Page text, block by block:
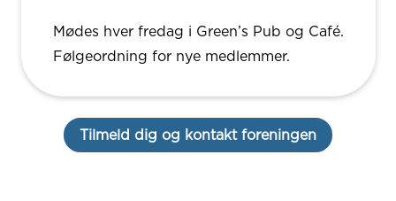
Mødes hver fredag i Green’s Pub og Café.
Følgeordning for nye medlemmer.
Tilmeld dig og kontakt foreningen